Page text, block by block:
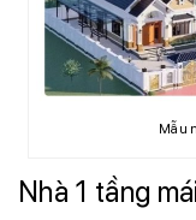
Mẫu
Nhà 1 tầng